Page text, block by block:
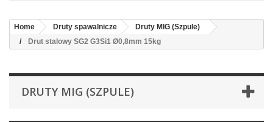
Home Druty spawalnicze
Druty MIG (Szpule)
Drut stalowy SG2 G3Si1 Ø0,8mm 15kg
DRUTY MIG (SZPULE)